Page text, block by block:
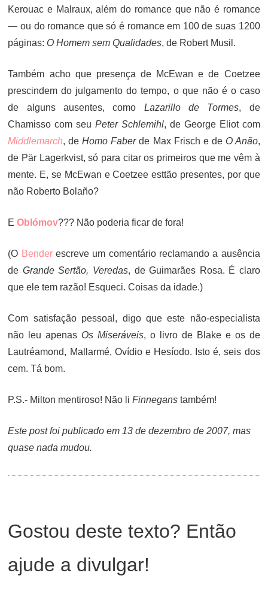
Kerouac e Malraux, além do romance que não é romance
— ou do romance que só é romance em 100 de suas 1200
páginas: O Homem sem Qualidades, de Robert Musil.
Também acho que presença de McEwan e de Coetzee
prescindem do julgamento do tempo, o que não é o caso
de alguns ausentes, como Lazarillo de Tormes, de
Chamisso com seuPeter Schlemihl, de George Eliot com
Middlemarch, deHomo Faberde Max Frisch e de O Anão,
de Pär Lagerkvist, só para citar os primeiros que me vêm à
mente. E, se McEwan e Coetzee esttão presentes, por que
não Roberto Bolaño?
EOblómov??? Não poderia ficar de fora!
(O Benderescreve um comentário reclamando a ausência
de Grande Sertão, Veredas, de Guimarães Rosa. É claro
que ele tem razão! Esqueci. Coisas da idade.)
Com satisfação pessoal, digo que este não-especialista
não leu apenas Os Miseráveis, o livro de Blake e os de
Lautréamond, Mallarmé, Ovídio e Hesíodo. Isto é, seis dos
cem. Tá bom.
P.S.- Milton mentiroso! Não liFinnegans também!
Este post foi publicado em 13 de dezembro de 2007, mas
quase nada mudou.
Gostou deste texto? Então
ajude a divulgar!